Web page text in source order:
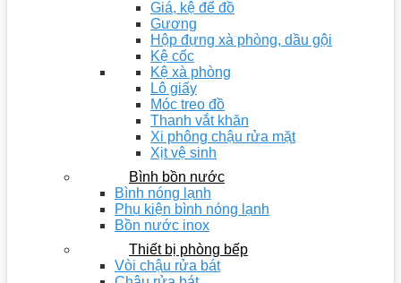
Giá, kệ để đồ
Gương
Hộp đựng xà phòng, dầu gội
Kệ cốc
Kệ xà phòng
Lô giấy
Móc treo đồ
Thanh vắt khăn
Xi phông chậu rửa mặt
Xịt vệ sinh
Bình bồn nước
Bình nóng lạnh
Phụ kiện bình nóng lạnh
Bồn nước inox
Thiết bị phòng bếp
Vòi chậu rửa bát